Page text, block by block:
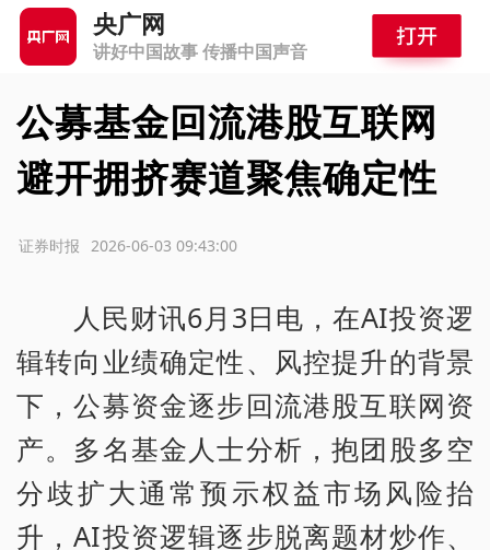
央广网
讲好中国故事 传播中国声音
公募基金回流港股互联网
避开拥挤赛道聚焦确定性
2026-06-03 09:43:00
证券时报
人民财讯6月3日电，在AI投资逻
辑转向业绩确定性、风控提升的背景
下，公募资金逐步回流港股互联网资
产。多名基金人士分析，抱团股多空
分歧扩大通常预示权益市场风险抬
升，AI投资逻辑逐步脱离题材炒作、